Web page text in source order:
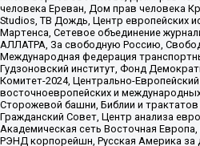
человека Ереван, Дом прав человека
Studios, ТВ Дождь, Центр европейских
Мартенса, Сетевое объединение
АЛЛАТРА, За свободную Россию,
Международная федерация
Гудзоновский институт, Фонд
Комитет-2024, Центрально-
восточноевропейских и
Сторожевой башни, Библии и
Гражданский Совет, Центр анализа
Академическая сеть Восточная
РЭНД корпорейшн, Русская Америка за